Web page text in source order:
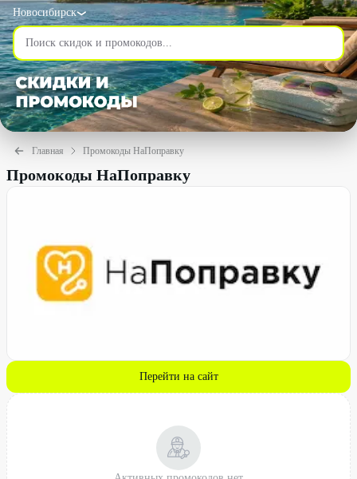
Новосибирск
Главная Промокоды НаПоправку
Промокоды НаПоправку
Перейти на сайт